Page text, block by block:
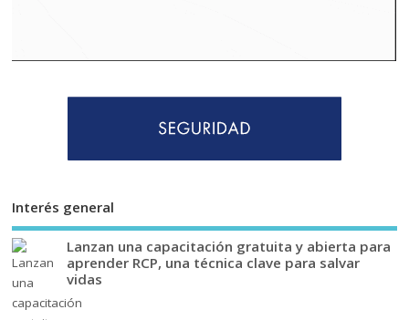
Interés general
Lanzan una capacitación gratuita y abierta para
aprender RCP, una técnica clave para salvar
vidas